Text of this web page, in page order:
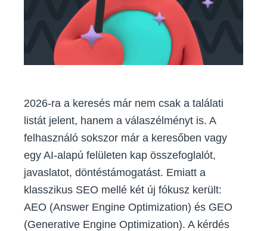
a
ra?
2026-ra a keresés már nem csak a találati
listát jelent, hanem a válaszélményt is. A
felhasználó sokszor már a keresőben vagy
egy AI-alapú felületen kap összefoglalót,
javaslatot, döntéstámogatást. Emiatt a
klasszikus SEO mellé két új fókusz került:
AEO (Answer Engine Optimization) és GEO
(Generative Engine Optimization). A kérdés